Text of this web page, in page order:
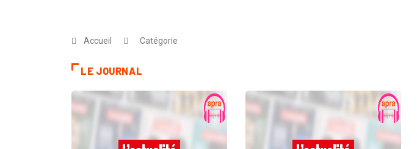
Accueil Catégorie
LE JOURNAL